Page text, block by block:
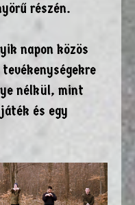
részén.
napon közös
nélkül, mint
és egy